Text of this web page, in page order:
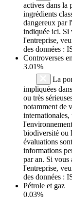
actives dans la
ingrédients
dangereux par
indiquée ici. Si
l'entreprise,
des données :
Controverses
3.01%
La
impliquées
ou très
notamment de
biodiversité ou
évaluations
informations
par an. Si vous
l'entreprise,
des données :
Pétrole et gaz
0.03%